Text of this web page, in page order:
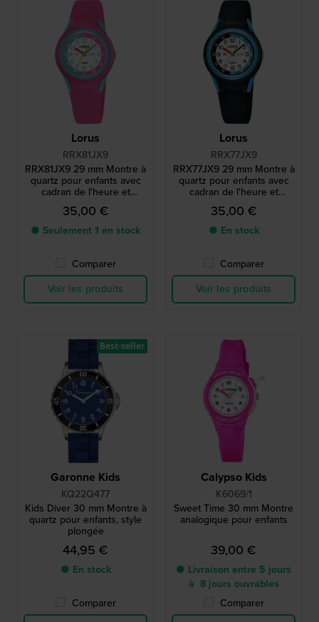
Lorus
RRX81JX9
RRX81JX9 29 mm Montre à
quartz pour enfants avec
cadran de l'heure et
bracelet en silicone
35,00 €
● Seulement 1 en stock
Comparer
Voir les produits
Lorus
RRX77JX9
RRX77JX9 29 mm Montre à
quartz pour enfants avec
cadran de l'heure et
bracelet en silicone
35,00 €
● En stock
Comparer
Voir les produits
Garonne Kids
KQ22Q477
Kids Diver 30 mm Montre à
quartz pour enfants, style
plongée
44,95 €
● En stock
Comparer
Best-seller
Calypso Kids
K6069/1
Sweet Time 30 mm Montre
analogique pour enfants
39,00 €
● Livraison entre 5 jours
à 8 jours ouvrables
Comparer